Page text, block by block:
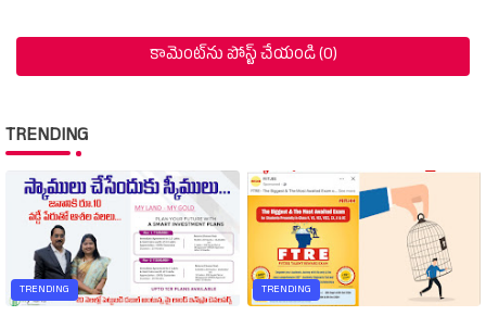
కామెంట్‌ను పోస్ట్ చేయండి (0)
TRENDING
TRENDING TRENDING